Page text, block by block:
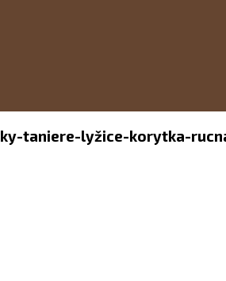
taniere-lyžice-korytka-